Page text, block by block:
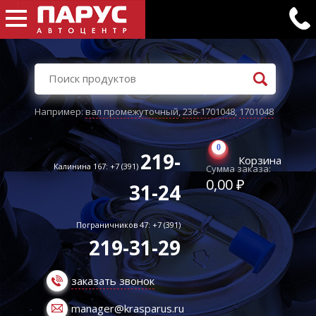
Например:вал промежуточный,236-1701048,1701048
Калинина 167: +7 (391) 219-
31-24
Пограничников 47: +7 (391)
219-31-29
заказать звонок
manager@krasparus.ru
0
Корзина
Сумма заказа:
0,00 ₽